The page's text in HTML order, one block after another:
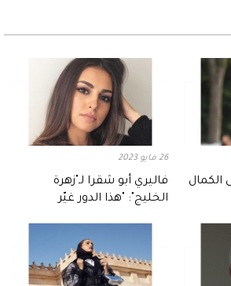
الكمال
26 مايو 2023
فاليري أبو شقرا لـ"زهرة
الخليج": "هذا الدور غيّر